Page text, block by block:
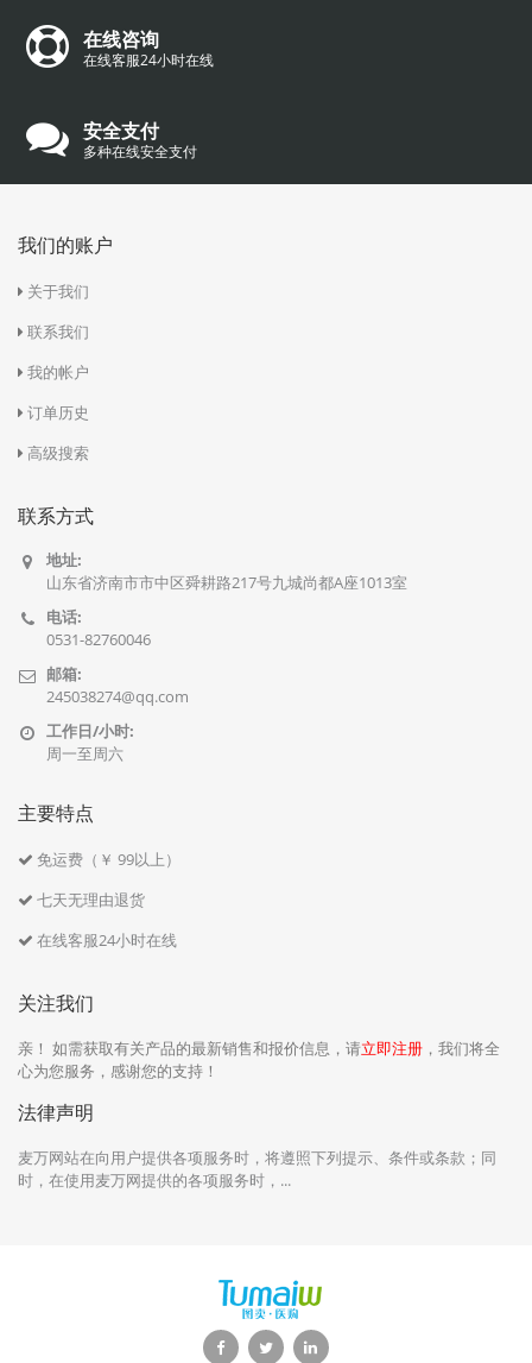
在线咨询
在线客服24小时在线
安全支付
多种在线安全支付
我们的账户
关于我们
联系我们
我的帐户
订单历史
高级搜索
联系方式
地址:
山东省济南市市中区舜耕路217号九城尚都A座1013室
电话:
0531-82760046
邮箱:
245038274@qq.com
工作日/小时:
周一至周六
主要特点
免运费（￥ 99以上）
七天无理由退货
在线客服24小时在线
关注我们
亲！ 如需获取有关产品的最新销售和报价信息，请立即注册 ，我们将全
心为您服务，感谢您的支持！
法律声明
麦万网站在向用户提供各项服务时，将遵照下列提示、条件或条款；同
时，在使用麦万网提供的各项服务时，...